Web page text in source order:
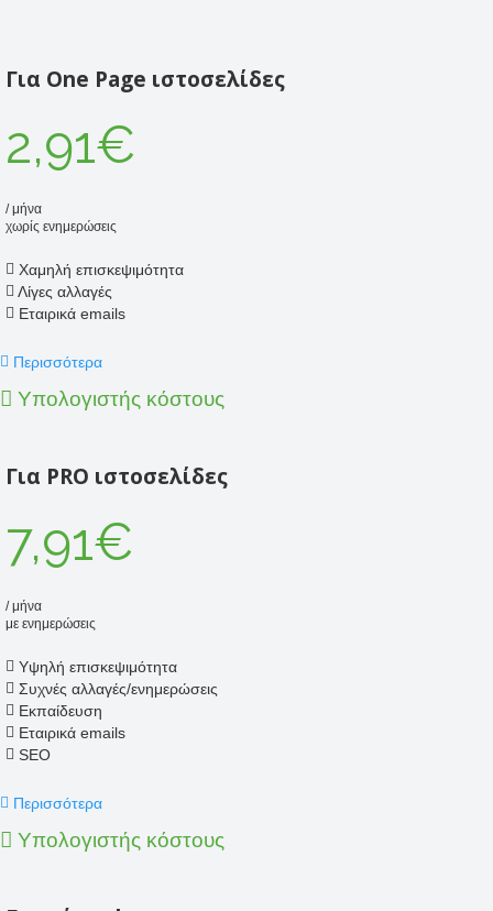
Για One Page ιστοσελίδες
2,91€
/ μήνα
χωρίς ενημερώσεις
Χαμηλή επισκεψιμότητα
Λίγες αλλαγές
Εταιρικά emails
Περισσότερα
Υπολογιστής κόστους
Για PRO ιστοσελίδες
7,91€
/ μήνα
με ενημερώσεις
Υψηλή επισκεψιμότητα
Συχνές αλλαγές/ενημερώσεις
Εκπαίδευση
Εταιρικά emails
SEO
Περισσότερα
Υπολογιστής κόστους